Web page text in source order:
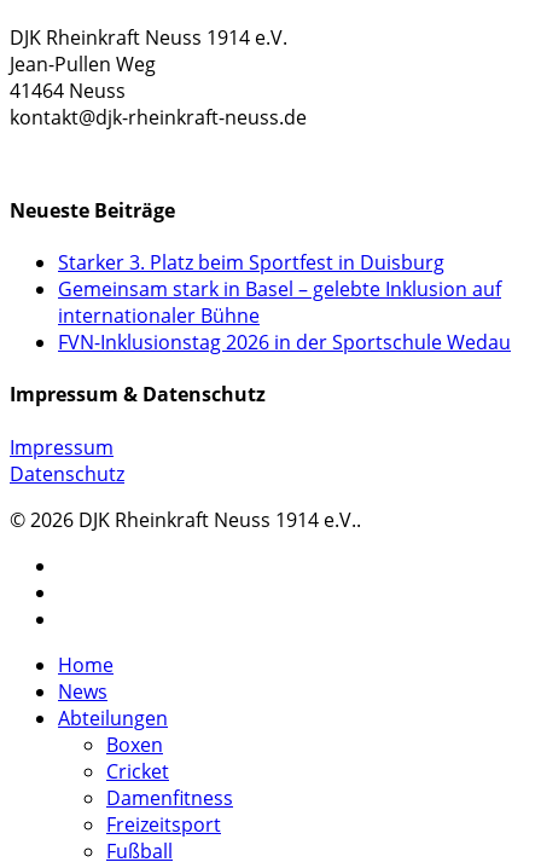
DJK Rheinkraft Neuss 1914 e.V.
Jean-Pullen Weg
41464 Neuss
kontakt@djk-rheinkraft-neuss.de
Neueste Beiträge
Starker 3. Platz beim Sportfest in Duisburg
Gemeinsam stark in Basel – gelebte Inklusion auf
internationaler Bühne
FVN-Inklusionstag 2026 in der Sportschule Wedau
Impressum & Datenschutz
Impressum
Datenschutz
© 2026 DJK Rheinkraft Neuss 1914 e.V..
Close
Menu
Home
News
Abteilungen
Boxen
Cricket
Damenfitness
Freizeitsport
Fußball